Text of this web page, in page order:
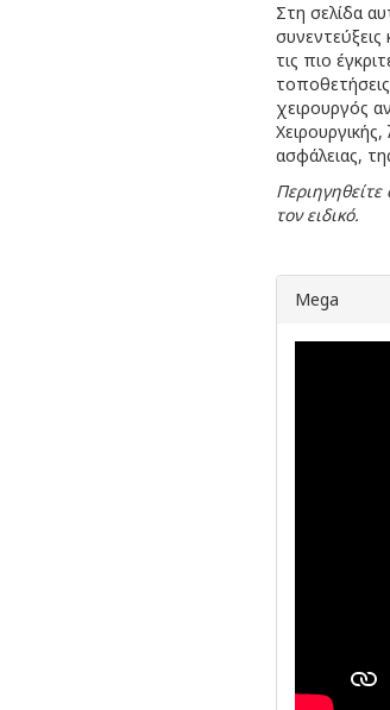
Στη σελίδα
τις πιο
χειρουργός
ασφάλειας,
τον ειδικό.
Mega